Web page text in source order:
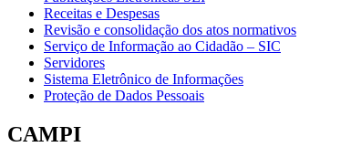
Receitas e Despesas
Revisão e consolidação dos atos normativos
Serviço de Informação ao Cidadão – SIC
Servidores
Sistema Eletrônico de Informações
Proteção de Dados Pessoais
CAMPI